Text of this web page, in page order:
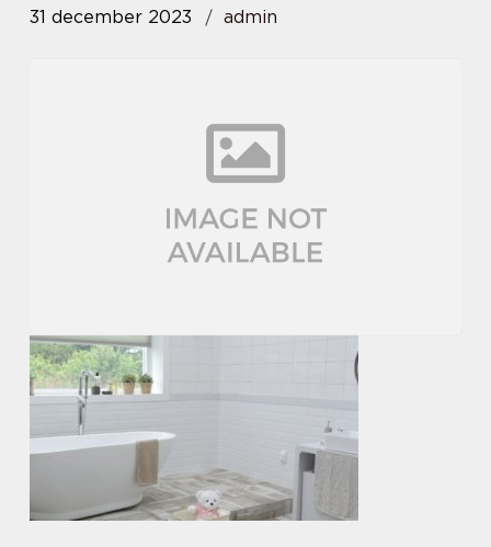
31 december 2023 admin